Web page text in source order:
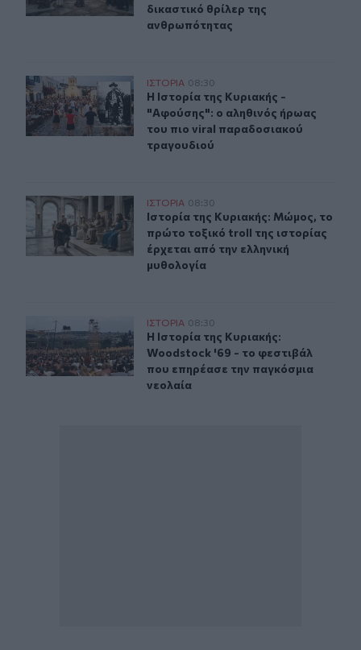
δικαστικό θρίλερ της
ανθρωπότητας
H Ιστορία της Κυριακής - "Αφούσης": ο αληθινός
ΙΣΤΟΡΙΑ 08:30
H Ιστορία της Κυριακής -
H Ιστορία της Κυριακής -
"Αφούσης": ο αληθινός ήρωας
του πιο viral παραδοσιακού
τραγουδιού
Ιστορία της Κυριακής: Μώμος, το πρώτο τοξικό troll της
ΙΣΤΟΡΙΑ 08:30
Ιστορία της Κυριακής: Μώμος, το
Ιστορία της Κυριακής: Μώμος, το
πρώτο τοξικό troll της ιστορίας
έρχεται από την ελληνική
μυθολογία
Η Ιστορία της Κυριακής: Woodstock '69 - το φεστιβάλ
ΙΣΤΟΡΙΑ 08:30
Η Ιστορία της Κυριακής:
Η Ιστορία της Κυριακής:
Woodstock '69 - το φεστιβάλ
που επηρέασε την παγκόσμια
νεολαία